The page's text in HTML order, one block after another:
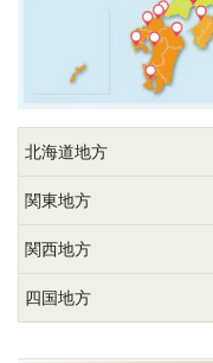
北海道地方
関東地方
関西地方
四国地方